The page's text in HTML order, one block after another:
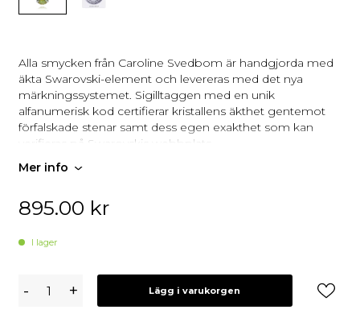
Alla smycken från Caroline Svedbom är handgjorda med
äkta Swarovski-element och levereras med det nya
märkningssystemet. Sigilltaggen med en unik
alfanumerisk kod certifierar kristallens äkthet gentemot
förfalskade stenar samt dess egen exakthet som kan
verifieras på Swarovskis webbplats.
Vårt Mini Drop Halsband har en Swarovski-kristall
(guldpläterad eller rodiumpläterad efter ditt val). Storlek på
droppen är 14×10 mm. Detta halsband är en perfekt detalj
Rodiumpläterad
Tillverkad med Swarovski-kristaller
Nickeltestad
Mer info
895.00 kr
I lager
Svedbom
- + Lägg i varukorgen